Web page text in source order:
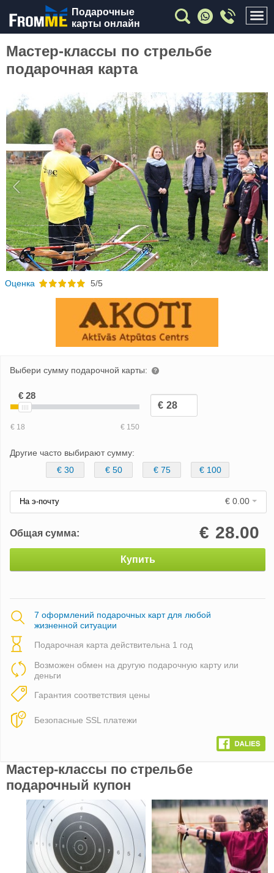
Подарочные
карты онлайн
Мастер-классы по стрельбе
подарочная карта
Previous
Oценка 5/5
Выбери сумму подарочной карты:
Другие часто выбирают сумму:
€ 30
€ 50 € 75 € 100
На э-почту € 0.00
Общая сумма: 28.00
€
Купить
7 оформлений подарочных карт для любой
жизненной ситуации
Подарочная карта действительна 1 год
Возможен обмен на другую подарочную карту или
деньги
Гарантия соответствия цены
Безопасные SSL платежи
Мастер-классы по стрельбе
подарочный купон